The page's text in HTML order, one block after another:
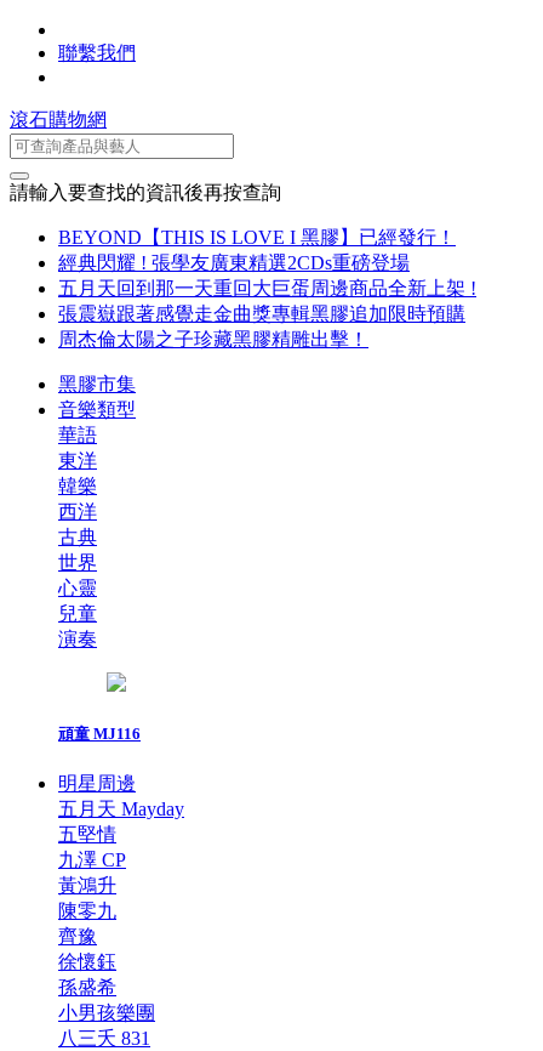
聯繫我們
滾石購物網
請輸入要查找的資訊後再按查詢
BEYOND【THIS IS LOVE I 黑膠】已經發行！
經典閃耀 ! 張學友廣東精選2CDs重磅登場
五月天回到那一天重回大巨蛋周邊商品全新上架 !
張震嶽跟著感覺走金曲獎專輯黑膠追加限時預購
周杰倫太陽之子珍藏黑膠精雕出擊！
黑膠市集
音樂類型
華語
東洋
韓樂
西洋
古典
世界
心靈
兒童
演奏
頑童 MJ116
明星周邊
五月天 Mayday
五堅情
九澤 CP
黃鴻升
陳零九
齊豫
徐懷鈺
孫盛希
小男孩樂團
八三夭 831